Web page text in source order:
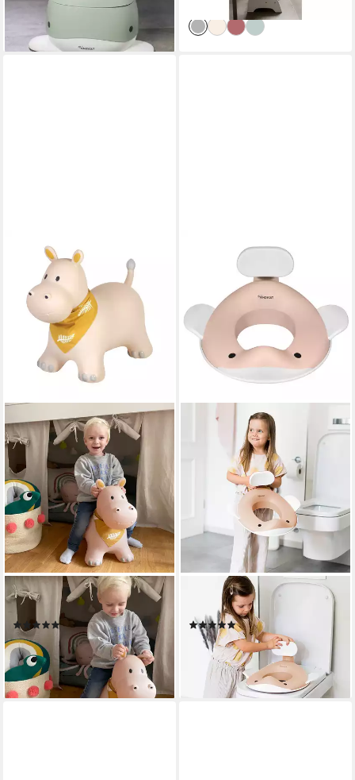
lieferbar - in 2-3 Werktagen bei dir lieferbar - in 2-3 Werktagen bei dir
KINDSGUT
Hüpftier
(8)
29,99 €
lieferbar - in 2-3 Werktagen bei dir
+4
KINDSGUT
Baby-Toilettensitz Wal
(6)
34,99 €
lieferbar - in 2-3 Werktagen bei dir
+1